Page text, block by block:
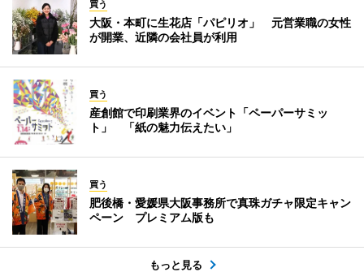
買う
大阪・本町に生花店「パピリオ」 元営業職の女性
が開業、近隣の会社員が利用
買う
産創館で印刷業界のイベント「ペーパーサミッ
ト」 「紙の魅力伝えたい」
買う
肥後橋・愛媛県大阪事務所で真珠ガチャ限定キャン
ペーン プレミアム版も
もっと見る